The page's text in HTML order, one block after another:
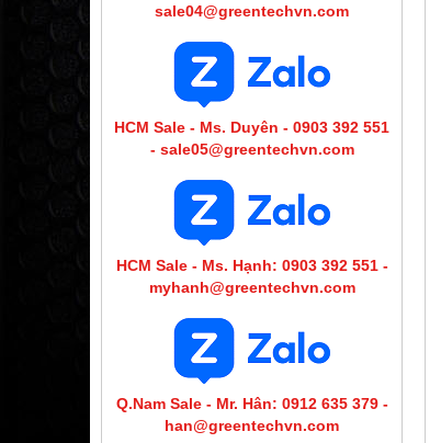
sale04@greentechvn.com
HCM Sale - Ms. Duyên - 0903 392 551
- sale05@greentechvn.com
HCM Sale - Ms. Hạnh: 0903 392 551 -
myhanh@greentechvn.com
Q.Nam Sale - Mr. Hân: 0912 635 379 -
han@greentechvn.com